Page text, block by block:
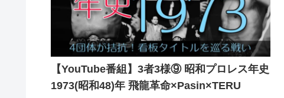
【YouTube番組】3者3様⑨ 昭和プロレス年史
1973(昭和48)年 飛龍革命×Pasin×TERU